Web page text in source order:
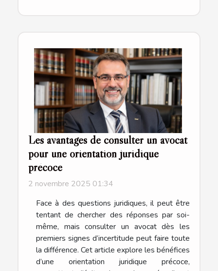
Les avantages de consulter un avocat
pour une orientation juridique
précoce
2 novembre 2025 01:34
Face à des questions juridiques, il peut être
tentant de chercher des réponses par soi-
même, mais consulter un avocat dès les
premiers signes d’incertitude peut faire toute
la différence. Cet article explore les bénéfices
d’une orientation juridique précoce,